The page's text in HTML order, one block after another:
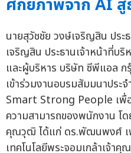
ศักยภาพจาก AI
นายสุวัชชัย วงษ์เจริญสิน ปร
เจริญสิน ประธานเจ้าหน้าที่บ
และผู้บริหาร บริษัท ซีพีแอล
เข้าร่วมงานอบรมสัมมนาประ
Smart Strong People เพื่
ความสามารถของพนักงาน โ
คุณวุฒิ ได้แก่ ดร.พัฒนพงศ์
เทคโนโลยีพระจอมเกล้าเจ้า